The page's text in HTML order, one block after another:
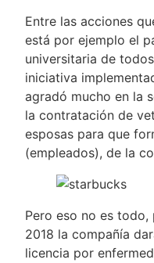
Entre las acciones
está por ejemplo el
universitaria de
iniciativa
agradó mucho en la
la contratación de
esposas para que
(empleados), de la
Pero eso no es
2018 la compañía
licencia por